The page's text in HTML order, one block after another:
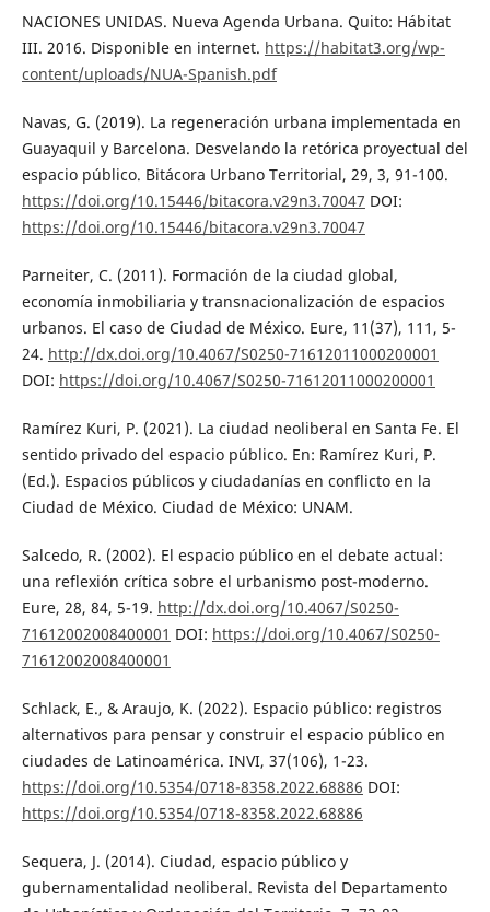
NACIONES UNIDAS. Nueva Agenda Urbana. Quito: Hábitat
III. 2016. Disponible en internet. https://habitat3.org/wp-
content/uploads/NUA-Spanish.pdf
Navas, G. (2019). La regeneración urbana implementada en
Guayaquil y Barcelona. Desvelando la retórica proyectual del
espacio público. Bitácora Urbano Territorial, 29, 3, 91-100.
https://doi.org/10.15446/bitacora.v29n3.70047 DOI:
https://doi.org/10.15446/bitacora.v29n3.70047
Parneiter, C. (2011). Formación de la ciudad global,
economía inmobiliaria y transnacionalización de espacios
urbanos. El caso de Ciudad de México. Eure, 11(37), 111, 5-
24. http://dx.doi.org/10.4067/S0250-71612011000200001
DOI: https://doi.org/10.4067/S0250-71612011000200001
Ramírez Kuri, P. (2021). La ciudad neoliberal en Santa Fe. El
sentido privado del espacio público. En: Ramírez Kuri, P.
(Ed.). Espacios públicos y ciudadanías en conflicto en la
Ciudad de México. Ciudad de México: UNAM.
Salcedo, R. (2002). El espacio público en el debate actual:
una reflexión crítica sobre el urbanismo post-moderno.
Eure, 28, 84, 5-19. http://dx.doi.org/10.4067/S0250-
71612002008400001 DOI: https://doi.org/10.4067/S0250-
71612002008400001
Schlack, E., & Araujo, K. (2022). Espacio público: registros
alternativos para pensar y construir el espacio público en
ciudades de Latinoamérica. INVI, 37(106), 1-23.
https://doi.org/10.5354/0718-8358.2022.68886 DOI:
https://doi.org/10.5354/0718-8358.2022.68886
Sequera, J. (2014). Ciudad, espacio público y
gubernamentalidad neoliberal. Revista del Departamento